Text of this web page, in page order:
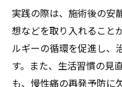
気功治療によ
天啓気功治療
のバランス調
慢性痛からの解放
実践の際は、施術後の安
想などを取り入れること
ルギーの循環を促進し、
す。また、生活習慣の見
も、慢性痛の再発予防に